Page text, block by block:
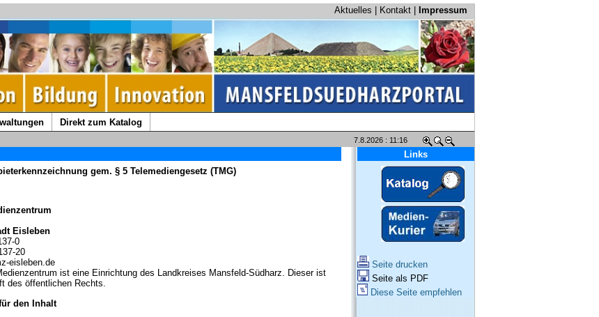
Aktuelles Kontakt Impressum
Direkt zum Katalog
7.8.2026 : 11:16
Links
Seite drucken
Seite als PDF
Diese Seite empfehlen
gem. § 5 Telemediengesetz (TMG)
Eisleben
0
20
eisleben.de
ist eine Einrichtung des Landkreises Mansfeld-Südharz. Dieser ist
des öffentlichen Rechts.
den Inhalt